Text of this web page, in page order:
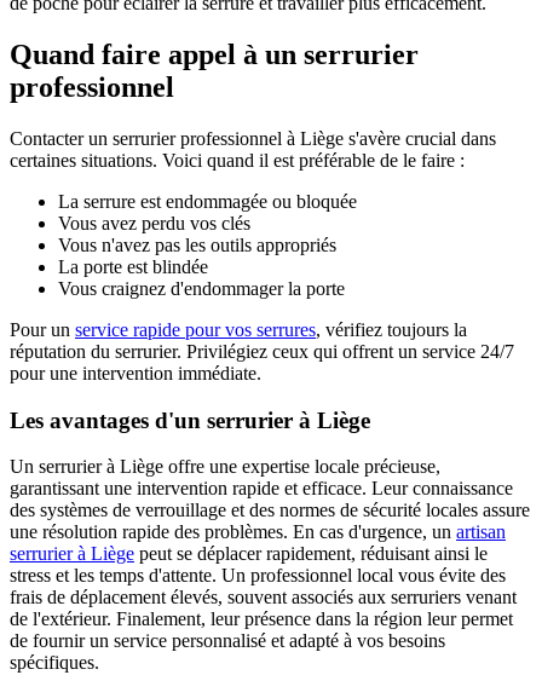
Quand faire appel à un serrurier
professionnel
Contacter un serrurier professionnel à Liège s'avère crucial dans
certaines situations. Voici quand il est préférable de le faire :
La serrure est endommagée ou bloquée
Vous avez perdu vos clés
Vous n'avez pas les outils appropriés
La porte est blindée
Vous craignez d'endommager la porte
Pour un service rapide pour vos serrures, vérifiez toujours la
réputation du serrurier. Privilégiez ceux qui offrent un service 24/7
pour une intervention immédiate.
Les avantages d'un serrurier à Liège
Un serrurier à Liège offre une expertise locale précieuse,
garantissant une intervention rapide et efficace. Leur connaissance
des systèmes de verrouillage et des normes de sécurité locales assure
une résolution rapide des problèmes. En cas d'urgence, un artisan
serrurier à Liège peut se déplacer rapidement, réduisant ainsi le
stress et les temps d'attente. Un professionnel local vous évite des
frais de déplacement élevés, souvent associés aux serruriers venant
de l'extérieur. Finalement, leur présence dans la région leur permet
de fournir un service personnalisé et adapté à vos besoins
spécifiques.